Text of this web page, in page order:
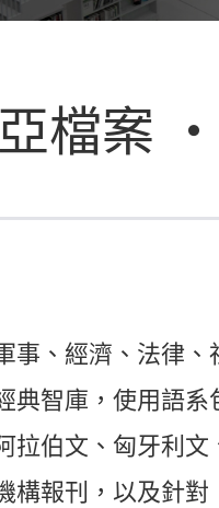
檔案
事、經濟、法律、
智庫，使用語系
拉伯文、匈牙利文
構報刊，以及針對